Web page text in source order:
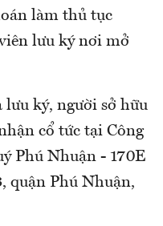
làm thủ tục
lưu ký nơi mở
ký, người sở hữu
cổ tức tại Công
Phú Nhuận - 170E
quận Phú Nhuận,